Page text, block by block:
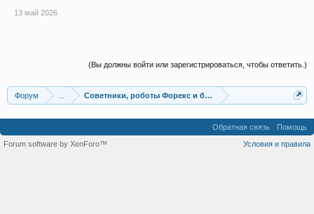
13 май 2026
(Вы должны войти или зарегистрироваться, чтобы ответить.)
Форум ... Советники, роботы Форекс и бинарных опционов
Обратная связь
Помощь
Условия и правила
Forum software by XenForo™